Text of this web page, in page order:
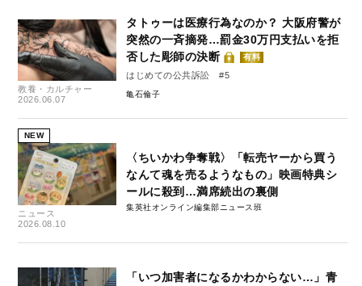
教養・カルチャー
2026.06.07
タトゥーは医療行為なのか？ 大阪府警が
突然の一斉摘発…罰金30万円支払いを拒
否した彫師の決断
有料
はじめての公共訴訟 #5
亀石倫子
NEW
ニュース
2026.08.10
〈ちいかわ争奪戦〉「転売ヤーから買う
なんて魂を売るようなもの」映画特典シ
ールに殺到…満席続出の裏側
集英社オンライン編集部ニュース班
「いつ加害者になるかわからない…」青